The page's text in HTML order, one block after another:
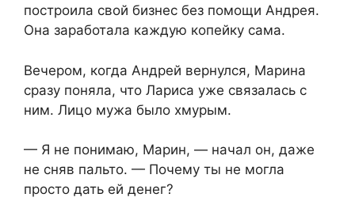
построила свой бизнес без помощи Андрея.
Она заработала каждую копейку сама.
Вечером, когда Андрей вернулся, Марина
сразу поняла, что Лариса уже связалась с
ним. Лицо мужа было хмурым.
— Я не понимаю, Марин, — начал он, даже
не сняв пальто. — Почему ты не могла
просто дать ей денег?